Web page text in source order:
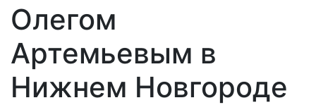
Олегом
Артемьевым в
Нижнем Новгороде